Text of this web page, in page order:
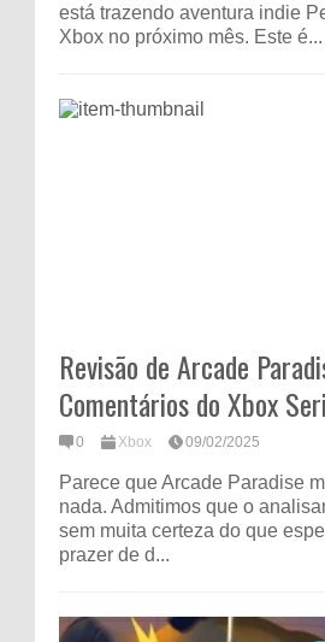
está trazendo aventura indie
Xbox no próximo mês. Este é...
Revisão de Arcade
Comentários do Xbox
0 Xbox 09/02/2025
Parece que Arcade Paradise
nada. Admitimos que o
sem muita certeza do que
prazer de d...